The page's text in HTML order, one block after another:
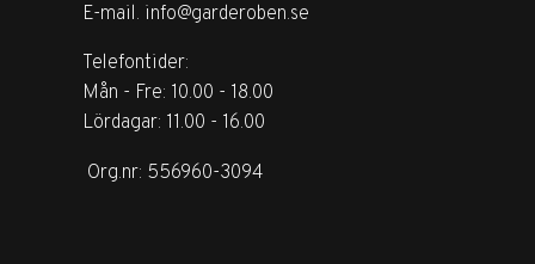
E-mail. info@garderoben.se
Telefontider:
Mån - Fre: 10.00 - 18.00
Lördagar: 11.00 - 16.00
Org.nr: 556960-3094